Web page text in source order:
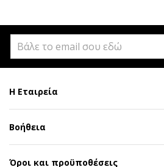
Η Εταιρεία
Βοήθεια
Όροι και προϋποθέσεις